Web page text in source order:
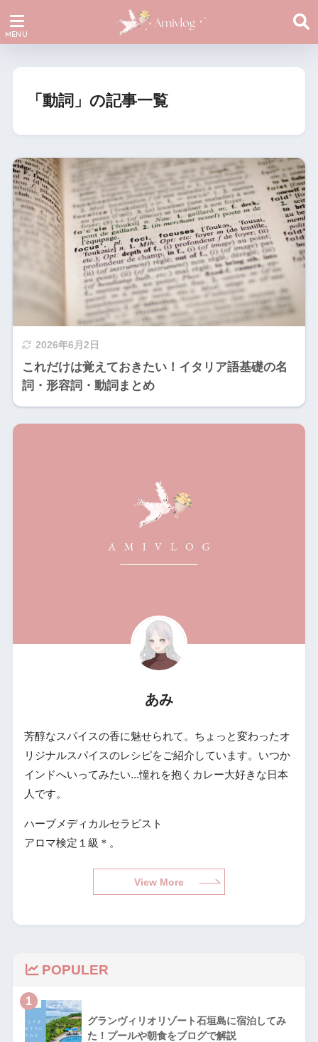
「動詞」の記事一覧
2026年6月2日
これだけは覚えておきたい！イタリア語基礎の名
詞・形容詞・動詞まとめ
あみ
芳醇なスパイスの香に魅せられて。ちょっと変わったオ
リジナルスパイスのレシピをご紹介しています。いつか
インドへいってみたい...憧れを抱くカレー大好きな日本
人です。
ハーブメディカルセラピスト
アロマ検定１級＊。
View More
POPULER
1
グランヴィリオリゾート石垣島に宿泊してみ
た！プールや朝食をブログで解説